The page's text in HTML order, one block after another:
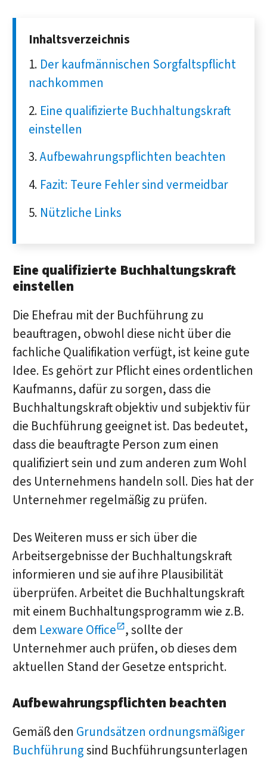
Inhaltsverzeichnis
Der kaufmännischen Sorgfaltspflicht
nachkommen
Eine qualifizierte Buchhaltungskraft
einstellen
Aufbewahrungspflichten beachten
Fazit: Teure Fehler sind vermeidbar
Nützliche Links
Eine qualifizierte Buchhaltungskraft
einstellen
Die Ehefrau mit der Buchführung zu
beauftragen, obwohl diese nicht über die
fachliche Qualifikation verfügt, ist keine gute
Idee. Es gehört zur Pflicht eines ordentlichen
Kaufmanns, dafür zu sorgen, dass die
Buchhaltungskraft objektiv und subjektiv für
die Buchführung geeignet ist. Das bedeutet,
dass die beauftragte Person zum einen
qualifiziert sein und zum anderen zum Wohl
des Unternehmens handeln soll. Dies hat der
Unternehmer regelmäßig zu prüfen.
Des Weiteren muss er sich über die
Arbeitsergebnisse der Buchhaltungskraft
informieren und sie auf ihre Plausibilität
überprüfen. Arbeitet die Buchhaltungskraft
mit einem Buchhaltungsprogramm wie z.B.
dem Lexware Office , sollte der
Unternehmer auch prüfen, ob dieses dem
aktuellen Stand der Gesetze entspricht.
Aufbewahrungspflichten beachten
Gemäß den Grundsätzen ordnungsmäßiger
Buchführungsind Buchführungsunterlagen